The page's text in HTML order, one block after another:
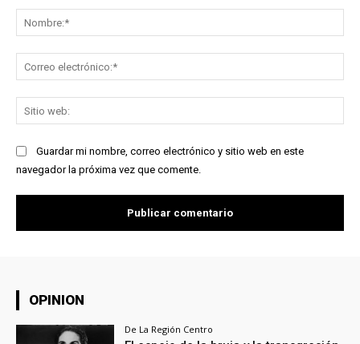
Guardar mi nombre, correo electrónico y sitio web en este
navegador la próxima vez que comente.
OPINION
De La Región Centro